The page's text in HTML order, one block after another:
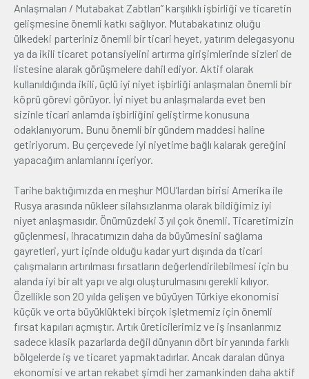
Anlaşmaları / Mutabakat Zabtları” karşılıklı işbirliği ve ticaretin
gelişmesine önemli katkı sağlıyor. Mutabakatınız oluğu
ülkedeki parteriniz önemli bir ticari heyet, yatırım delegasyonu
ya da ikili ticaret potansiyelini artırma girişimlerinde sizleri de
listesine alarak görüşmelere dahil ediyor. Aktif olarak
kullanıldığında ikili, üçlü iyi niyet işbirliği anlaşmaları önemli bir
köprü görevi görüyor. İyi niyet bu anlaşmalarda evet ben
sizinle ticari anlamda işbirliğini geliştirme konusuna
odaklanıyorum. Bunu önemli bir gündem maddesi haline
getiriyorum. Bu çerçevede iyi niyetime bağlı kalarak gereğini
yapacağım anlamlarını içeriyor.
Tarihe baktığımızda en meşhur MOU’lardan birisi Amerika ile
Rusya arasında nükleer silahsızlanma olarak bildiğimiz iyi
niyet anlaşmasıdır. Önümüzdeki 3 yıl çok önemli. Ticaretimizin
güçlenmesi, ihracatımızın daha da büyümesini sağlama
gayretleri, yurt içinde olduğu kadar yurt dışında da ticari
çalışmaların artırılması fırsatların değerlendirilebilmesi için bu
alanda iyi bir alt yapı ve algı oluşturulmasını gerekli kılıyor.
Özellikle son 20 yılda gelişen ve büyüyen Türkiye ekonomisi
küçük ve orta büyüklükteki birçok işletmemiz için önemli
fırsat kapıları açmıştır. Artık üreticilerimiz ve iş insanlarımız
sadece klasik pazarlarda değil dünyanın dört bir yanında farklı
bölgelerde iş ve ticaret yapmaktadırlar. Ancak daralan dünya
ekonomisi ve artan rekabet şimdi her zamankinden daha aktif